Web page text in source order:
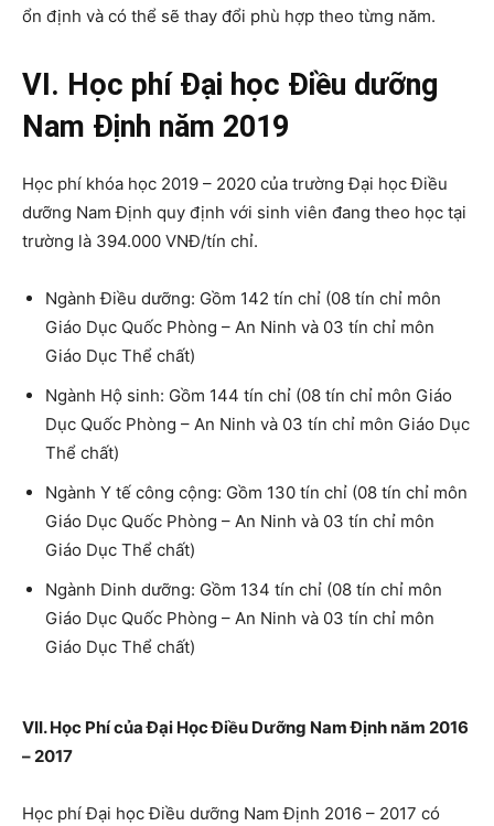
ổn định và có thể sẽ thay đổi phù hợp theo từng năm.
VI. Học phí Đại học Điều dưỡng
Nam Định năm 2019
Học phí khóa học 2019 – 2020 của trường Đại học Điều
dưỡng Nam Định quy định với sinh viên đang theo học tại
trường là 394.000 VNĐ/tín chỉ.
Ngành Điều dưỡng: Gồm 142 tín chỉ (08 tín chỉ môn
Giáo Dục Quốc Phòng – An Ninh và 03 tín chỉ môn
Giáo Dục Thể chất)
Ngành Hộ sinh: Gồm 144 tín chỉ (08 tín chỉ môn Giáo
Dục Quốc Phòng – An Ninh và 03 tín chỉ môn Giáo Dục
Thể chất)
Ngành Y tế công cộng: Gồm 130 tín chỉ (08 tín chỉ môn
Giáo Dục Quốc Phòng – An Ninh và 03 tín chỉ môn
Giáo Dục Thể chất)
Ngành Dinh dưỡng: Gồm 134 tín chỉ (08 tín chỉ môn
Giáo Dục Quốc Phòng – An Ninh và 03 tín chỉ môn
Giáo Dục Thể chất)
VII. Học Phí của Đại Học Điều Dưỡng Nam Định năm 2016
– 2017
Học phí Đại học Điều dưỡng Nam Định 2016 – 2017 có